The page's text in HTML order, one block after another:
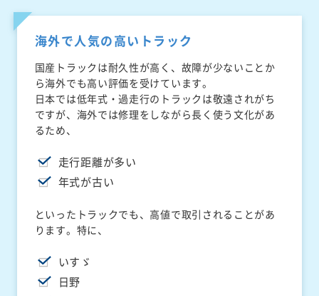
海外で人気の高いトラック
国産トラックは耐久性が高く、故障が少ないことか
ら海外でも高い評価を受けています。
日本では低年式・過走行のトラックは敬遠されがち
ですが、海外では修理をしながら長く使う文化があ
るため、
走行距離が多い
年式が古い
といったトラックでも、高値で取引されることがあ
ります。特に、
いすゞ
日野